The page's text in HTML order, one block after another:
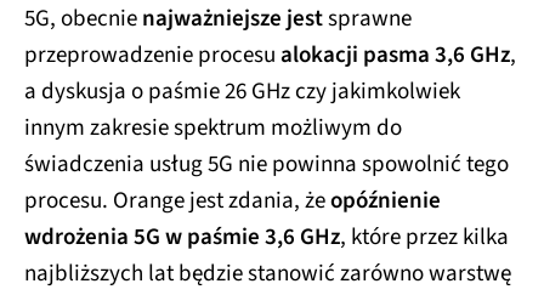
5G, obecnienajważniejsze jestsprawne
przeprowadzenie procesualokacji pasma 3,6 GHz,
a dyskusja o paśmie 26 GHz czy jakimkolwiek
innym zakresie spektrum możliwym do
świadczenia usług 5G nie powinna spowolnić tego
procesu. Orange jest zdania, żeopóźnienie
wdrożenia 5G w paśmie 3,6 GHz, które przez kilka
najbliższych lat będzie stanowić zarówno warstwę